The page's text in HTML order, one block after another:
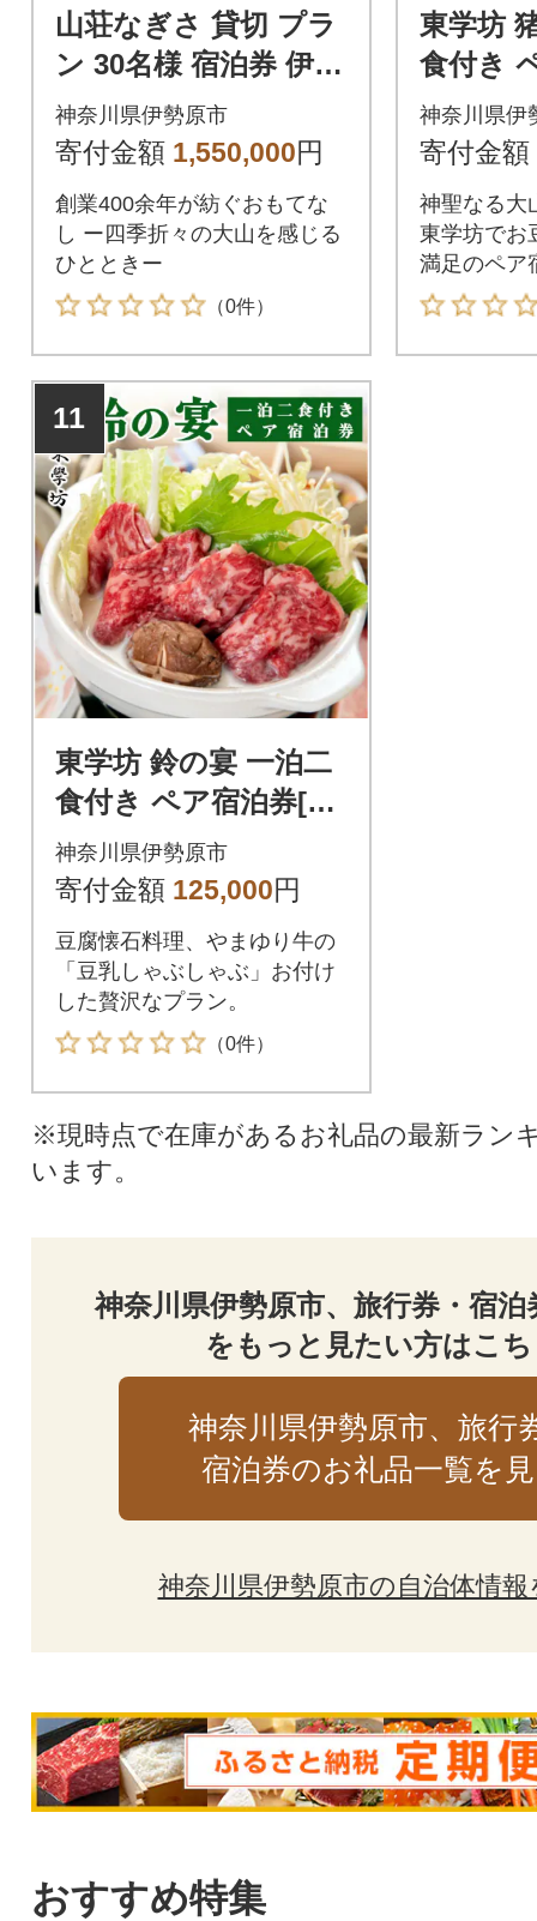
山荘なぎさ 貸切 プラ
ン 30名様 宿泊券 伊勢
原・大山[0356]
神奈川県伊勢原市
寄付金額 1,550,000円
創業400余年が紡ぐおもてな
し ー四季折々の大山を感じる
ひとときー
（0件）
東学坊
食付き
90]
神奈川県伊
寄付金額
神聖なる大
東学坊でお
満足のペア
11
東学坊 鈴の宴 一泊二
食付き ペア宿泊券[02
91]
神奈川県伊勢原市
寄付金額 125,000円
豆腐懐石料理、やまゆり牛の
「豆乳しゃぶしゃぶ」お付け
した贅沢なプラン。
（0件）
※現時点で在庫があるお礼品の最新ラン
います。
神奈川県伊勢原市、旅行券・宿泊
をもっと見たい方はこ
神奈川県伊勢原市、旅行
宿泊券のお礼品一覧を
神奈川県伊勢原市の自治体情報
おすすめ特集